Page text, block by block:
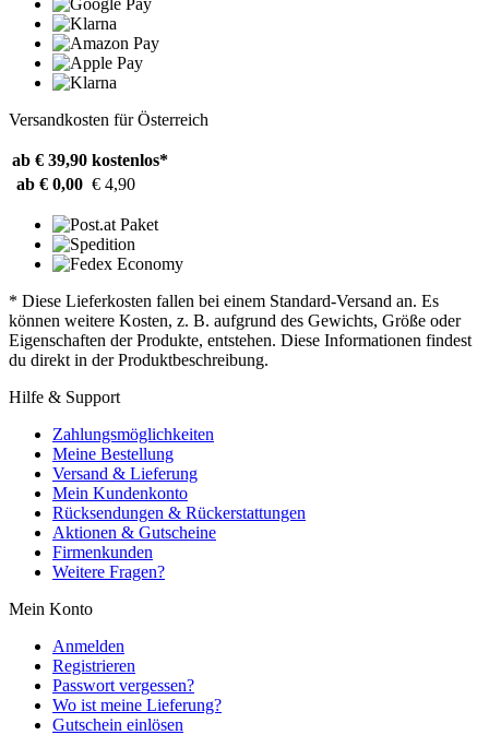
Versandkosten für Österreich
ab € 39,90 kostenlos*
ab € 0,00 € 4,90
* Diese Lieferkosten fallen bei einem Standard-Versand an. Es
können weitere Kosten, z. B. aufgrund des Gewichts, Größe oder
Eigenschaften der Produkte, entstehen. Diese Informationen findest
du direkt in der Produktbeschreibung.
Hilfe & Support
Zahlungsmöglichkeiten
Meine Bestellung
Versand & Lieferung
Mein Kundenkonto
Rücksendungen & Rückerstattungen
Aktionen & Gutscheine
Firmenkunden
Weitere Fragen?
Mein Konto
Anmelden
Registrieren
Passwort vergessen?
Wo ist meine Lieferung?
Gutschein einlösen